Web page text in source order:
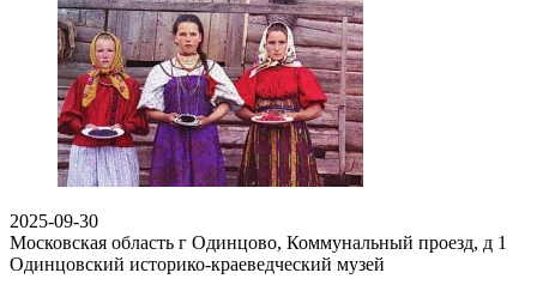
2025-09-30
Московская область г Одинцово, Коммунальный проезд, д 1
Одинцовский историко-краеведческий музей